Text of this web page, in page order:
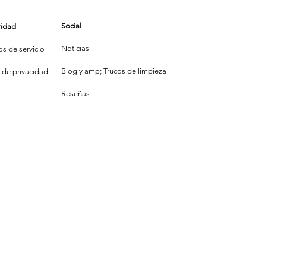
de servicio
privacidad
Social
Noticias
Blog y amp; Trucos de limpieza
Reseñas